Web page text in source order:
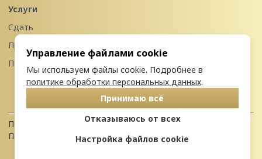
Услуги
Сдать
Продать
Передать в управление
Политика конфиденциальности
Пользовательское соглашение
Управление файлами cookie
Мы используем файлы cookie. Подробнее в
политике обработки персональных данных.
Принимаю всё
Отказываюсь от всех
Настройка файлов cookie